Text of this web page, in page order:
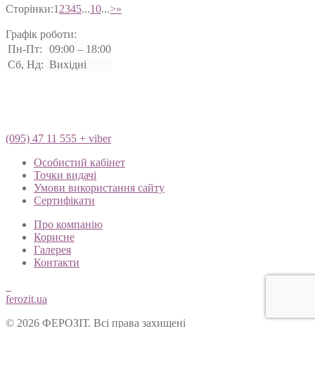
Сторінки:12345...10...>»
Графік роботи:
Пн-Пт:
09:00 – 18:00
Сб, Нд: Вихідні
(095) 47 11 555 + viber
Особистий кабінет
Точки видачі
Умови використання сайту
Сертифікати
Про компанію
Корисне
Галерея
Контакти
ferozit.ua
© 2026 ФЕРОЗІТ. Всі права захищені